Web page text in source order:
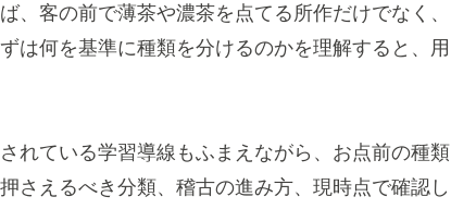
、客の前で薄茶や濃茶を点てる所作だけでなく、
は何を基準に種類を分けるのかを理解すると、用
れている学習導線もふまえながら、お点前の種類
さえるべき分類、稽古の進み方、現時点で確認し